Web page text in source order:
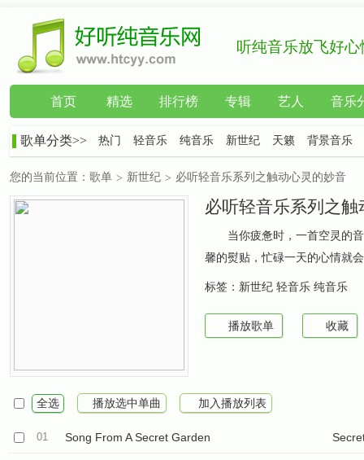
听纯音乐放飞好心
首页 精选 排行榜 专辑 艺人 音乐
歌单分类>> 热门 轻音乐 纯音乐 新世纪 天籁 背景音乐
您的当前位置： 歌单 > 新世纪 > 必听轻音乐系列之触动心灵的妙音
必听轻音乐系列之
当你疲惫时，一首空灵的
馨的熨贴，忙碌一天的心情就
标签： 新世纪 轻音乐 纯音乐
播放歌单 收藏
全选 播放选中单曲 加入播放列表
01 Song From A Secret Garden